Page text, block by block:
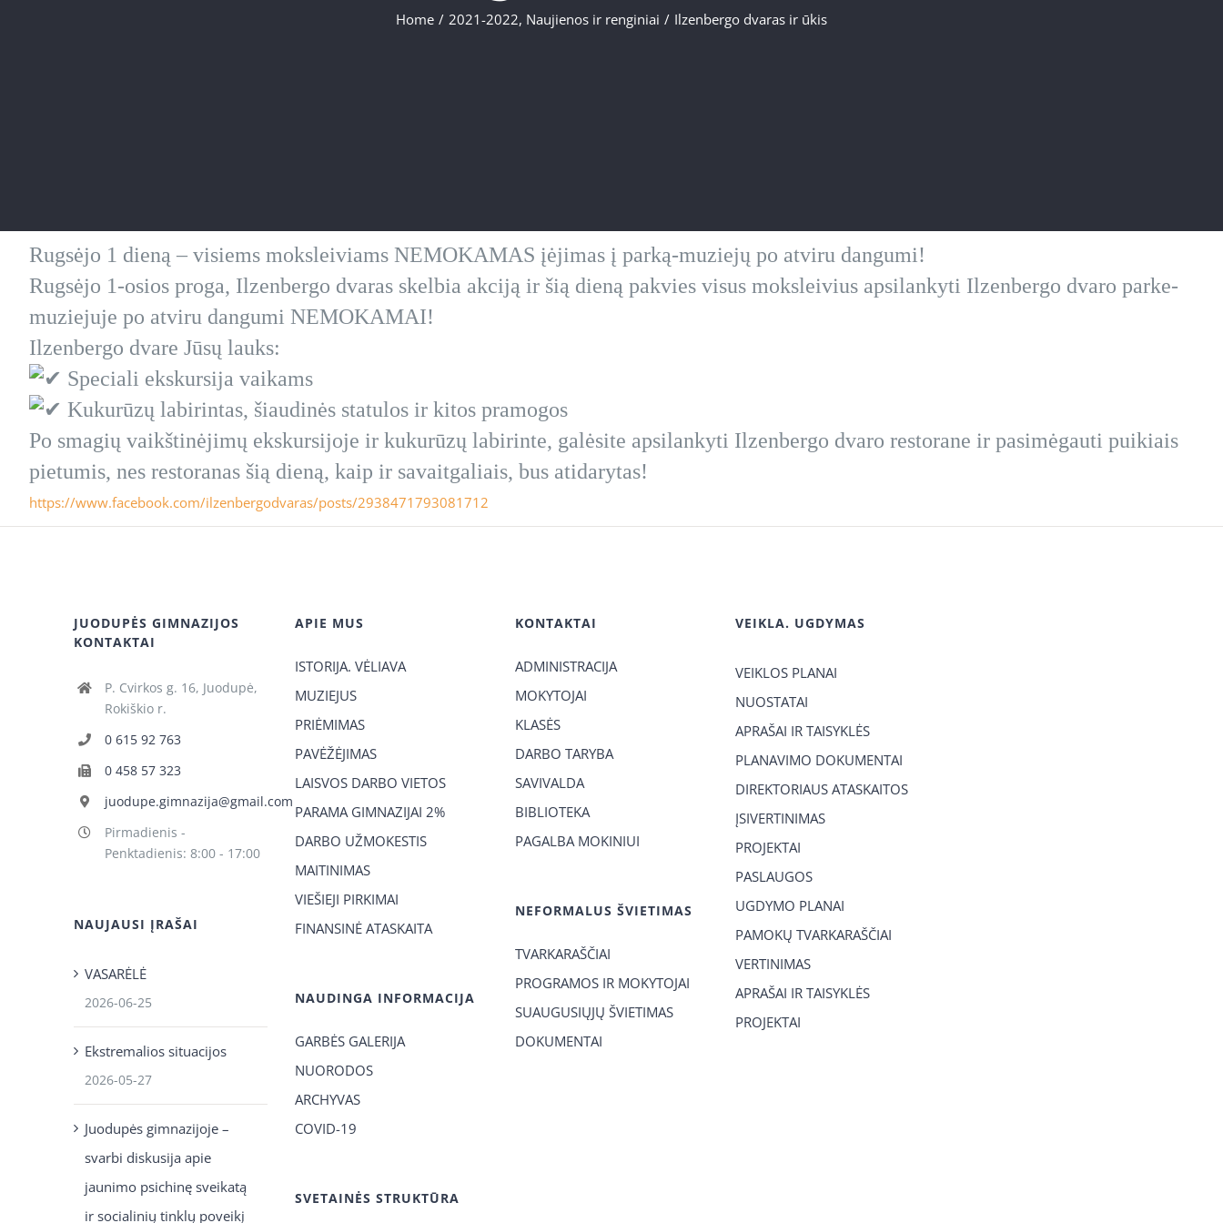
Home / 2021-2022, Naujienos ir renginiai / Ilzenbergo dvaras ir ūkis
Rugsėjo 1 dieną – visiems moksleiviams NEMOKAMAS įėjimas į parką-muziejų po atviru dangumi!
Rugsėjo 1-osios proga, Ilzenbergo dvaras skelbia akciją ir šią dieną pakvies visus moksleivius apsilankyti Ilzenbergo dvaro parke-
muziejuje po atviru dangumi NEMOKAMAI!
Ilzenbergo dvare Jūsų lauks:
Speciali ekskursija vaikams
Kukurūzų labirintas, šiaudinės statulos ir kitos pramogos
Po smagių vaikštinėjimų ekskursijoje ir kukurūzų labirinte, galėsite apsilankyti Ilzenbergo dvaro restorane ir pasimėgauti puikiais
pietumis, nes restoranas šią dieną, kaip ir savaitgaliais, bus atidarytas!
https://www.facebook.com/ilzenbergodvaras/posts/2938471793081712
JUODUPĖS GIMNAZIJOS
KONTAKTAI
P. Cvirkos g. 16, Juodupė,
Rokiškio r.
0 615 92 763
0 458 57 323
juodupe.gimnazija@gmail.com
Pirmadienis -
Penktadienis: 8:00 - 17:00
NAUJAUSI ĮRAŠAI
VASARĖLĖ
2026-06-25
Ekstremalios situacijos
2026-05-27
Juodupės gimnazijoje –
svarbi diskusija apie
jaunimo psichinę sveikatą
ir socialinių tinklų poveikį
APIE MUS
ISTORIJA. VĖLIAVA
MUZIEJUS
PRIĖMIMAS
PAVĖŽĖJIMAS
LAISVOS DARBO VIETOS
PARAMA GIMNAZIJAI 2%
DARBO UŽMOKESTIS
MAITINIMAS
VIEŠIEJI PIRKIMAI
FINANSINĖ ATASKAITA
NAUDINGA INFORMACIJA
GARBĖS GALERIJA
NUORODOS
ARCHYVAS
COVID-19
SVETAINĖS STRUKTŪRA
KONTAKTAI
ADMINISTRACIJA
MOKYTOJAI
KLASĖS
DARBO TARYBA
SAVIVALDA
BIBLIOTEKA
PAGALBA MOKINIUI
NEFORMALUS ŠVIETIMAS
TVARKARAŠČIAI
PROGRAMOS IR MOKYTOJAI
SUAUGUSIŲJŲ ŠVIETIMAS
DOKUMENTAI
VEIKLA. UGDYMAS
VEIKLOS PLANAI
NUOSTATAI
APRAŠAI IR TAISYKLĖS
PLANAVIMO DOKUMENTAI
DIREKTORIAUS ATASKAITOS
ĮSIVERTINIMAS
PROJEKTAI
PASLAUGOS
UGDYMO PLANAI
PAMOKŲ TVARKARAŠČIAI
VERTINIMAS
APRAŠAI IR TAISYKLĖS
PROJEKTAI